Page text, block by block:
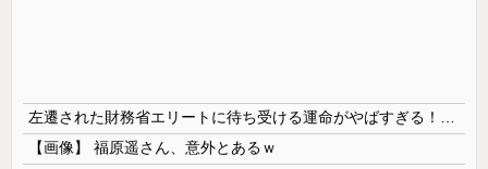
【画像】 福原遥さん、意外とあるｗ